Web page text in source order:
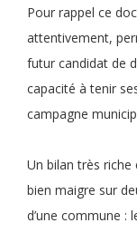
Pour rappel ce
attentivement,
futur candidat de
capacité à tenir
campagne
Un bilan très
bien maigre sur
d’une commune :